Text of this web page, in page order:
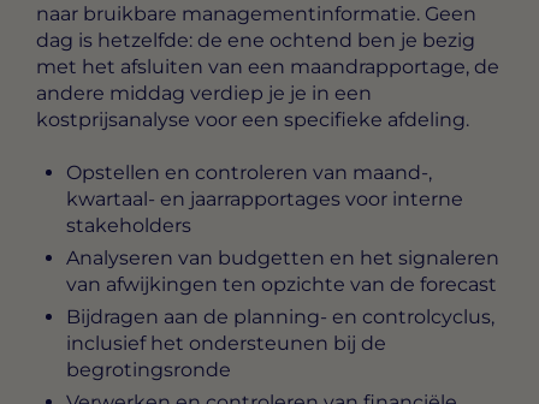
naar bruikbare managementinformatie. Geen
dag is hetzelfde: de ene ochtend ben je bezig
met het afsluiten van een maandrapportage, de
andere middag verdiep je je in een
kostprijsanalyse voor een specifieke afdeling.
Opstellen en controleren van maand-,
kwartaal- en jaarrapportages voor interne
stakeholders
Analyseren van budgetten en het signaleren
van afwijkingen ten opzichte van de forecast
Bijdragen aan de planning- en controlcyclus,
inclusief het ondersteunen bij de
begrotingsronde